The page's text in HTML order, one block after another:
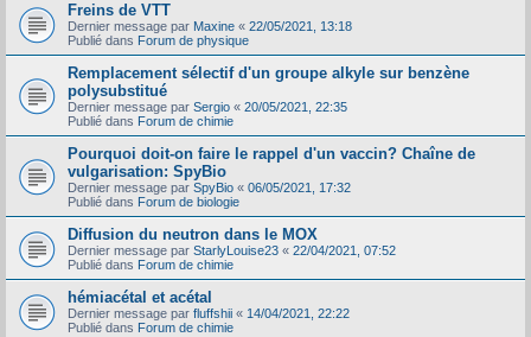
Freins de VTT
Dernier message par Maxine « 22/05/2021, 13:18
Publié dans Forum de physique
Remplacement sélectif d'un groupe alkyle sur benzène
polysubstitué
Dernier message par Sergio « 20/05/2021, 22:35
Publié dans Forum de chimie
Pourquoi doit-on faire le rappel d'un vaccin? Chaîne de
vulgarisation: SpyBio
Dernier message par SpyBio « 06/05/2021, 17:32
Publié dans Forum de biologie
Diffusion du neutron dans le MOX
Dernier message par StarlyLouise23 « 22/04/2021, 07:52
Publié dans Forum de chimie
hémiacétal et acétal
Dernier message par fluffshii « 14/04/2021, 22:22
Publié dans Forum de chimie